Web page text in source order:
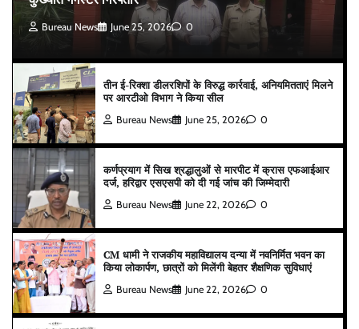
Bureau News June 25, 2026 0
तीन ई-रिक्शा डीलरशिपों के विरुद्ध कार्रवाई, अनियमितताएं मिलने
पर आरटीओ विभाग ने किया सील
Bureau News June 25, 2026 0
कर्णप्रयाग में सिख श्रद्धालुओं से मारपीट में क्रास एफआईआर
दर्ज, हरिद्वार एसएसपी को दी गई जांच की जिम्मेदारी
Bureau News June 22, 2026 0
CM धामी ने राजकीय महाविद्यालय दन्या में नवनिर्मित भवन का
किया लोकार्पण, छात्रों को मिलेंगी बेहतर शैक्षणिक सुविधाएं
Bureau News June 22, 2026 0